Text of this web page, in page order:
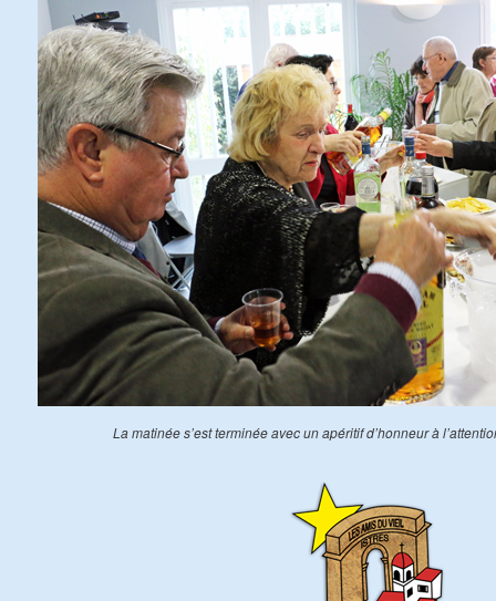
La matinée s’est terminée avec un apéritif d’honneur à